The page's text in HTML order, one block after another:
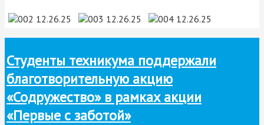
Студенты техникума поддержали
благотворительную акцию
«Содружество» в рамках акции
«Первые с заботой»